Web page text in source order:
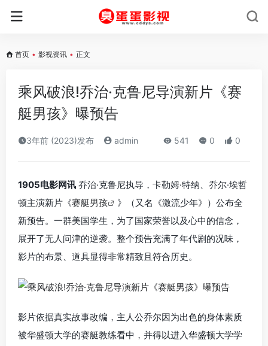
首页 • 影视资讯 • 正文
乘风破浪!乔治·克鲁尼导演新片《赛
艇男孩》曝预告
3年前 (2023)发布 admin 541 0 0
1905电影网讯 乔治·克鲁尼执导，卡勒姆·特纳、乔尔·埃哲
顿主演新片《赛艇男孩
》（又名《激流少年》）公布全
新预告。一群美国学生，为了国家荣誉以及心中的信念，
展开了无人问津的逆袭。 整个预告充满了年代剧的况味，
影片的布景、道具显得非常精致且符合历史。
影片依据真实故事改编，主人公乔尔因为出色的身体素质
被华盛顿大学的赛艇教练看中，并得以进入华盛顿大学学